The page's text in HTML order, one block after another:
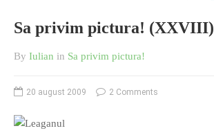
Sa privim pictura! (XXVIII)
By Iulian in Sa privim pictura!
20 august 2009 2 Comments